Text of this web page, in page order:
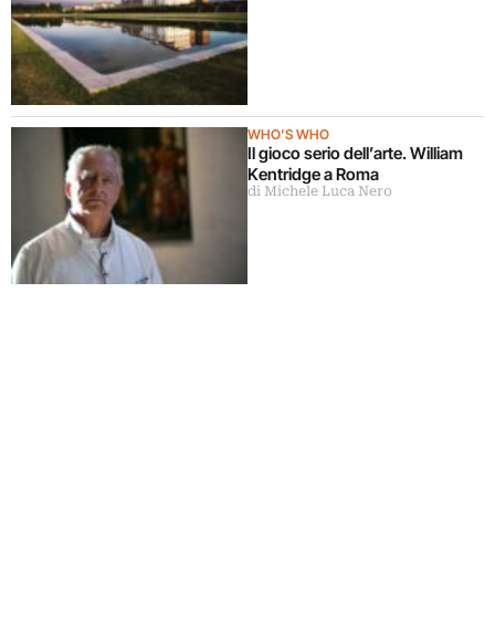
WHO'S WHO
Il gioco serio dell’arte. William
Kentridge a Roma
di Michele Luca Nero